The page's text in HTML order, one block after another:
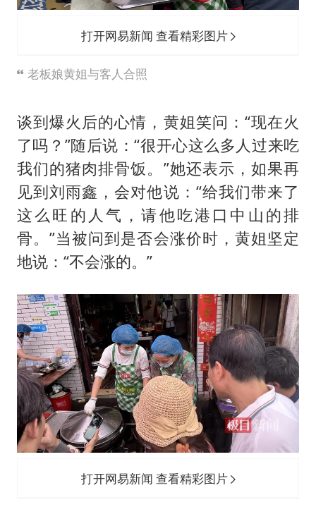
打开网易新闻 查看精彩图片
老板娘黄姐与客人合照
谈到爆火后的心情，黄姐笑问：“现在火
了吗？”随后说：“很开心这么多人过来吃
我们的猪肉排骨饭。”她还表示，如果再
见到刘雨鑫，会对他说：“给我们带来了
这么旺的人气，请他吃港口中山的排
骨。”当被问到是否会涨价时，黄姐坚定
地说：“不会涨的。”
打开网易新闻 查看精彩图片